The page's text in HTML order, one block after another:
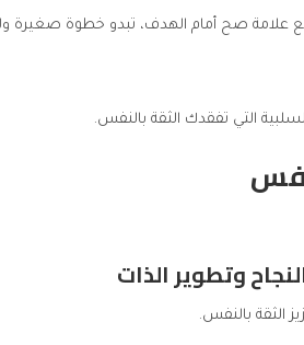
علامة صح أمام الهدف، تبدو خطوة صغيرة
التي تفقدك الثقة بالنفس.
الثقة بالنفس.